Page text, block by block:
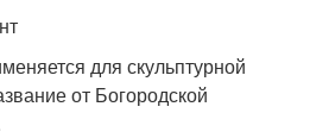
для скульптурной
от Богородской